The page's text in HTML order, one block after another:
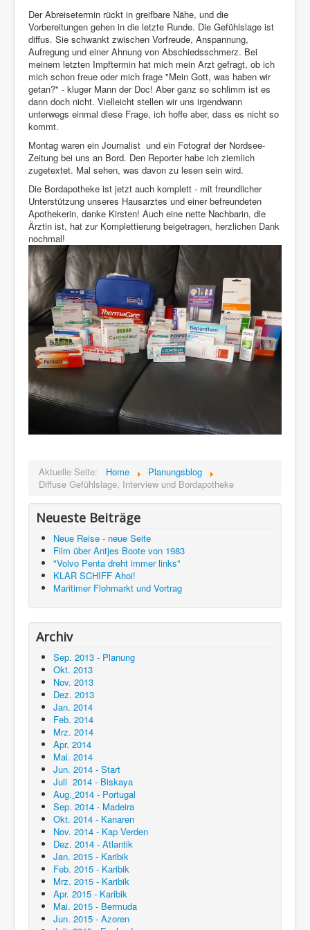
Impressum
Datenschutz
Der Abreisetermin rückt in greifbare Nähe, und die
Vorbereitungen gehen in die letzte Runde. Die Gefühlslage ist
diffus. Sie schwankt zwischen Vorfreude, Anspannung,
Aufregung und einer Ahnung von Abschiedsschmerz. Bei
meinem letzten Impftermin hat mich mein Arzt gefragt, ob ich
mich schon freue oder mich frage "Mein Gott, was haben wir
getan?" - kluger Mann der Doc! Aber ganz so schlimm ist es
dann doch nicht. Vielleicht stellen wir uns irgendwann
unterwegs einmal diese Frage, ich hoffe aber, dass es nicht so
kommt.
Montag waren ein Journalist und ein Fotograf der Nordsee-
Zeitung bei uns an Bord. Den Reporter habe ich ziemlich
zugetextet. Mal sehen, was davon zu lesen sein wird.
Die Bordapotheke ist jetzt auch komplett - mit freundlicher
Unterstützung unseres Hausarztes und einer befreundeten
Apothekerin, danke Kirsten! Auch eine nette Nachbarin, die
Ärztin ist, hat zur Komplettierung beigetragen, herzlichen Dank
nochmal!
Aktuelle Seite: Home
Planungsblog
Diffuse Gefühlslage, Interview und Bordapotheke
Neueste Beiträge
Neue Reise - neue Seite
Film über Antjes Boote von 1983
"Volvo Penta dreht immer links"
KLAR SCHIFF Ahoi!
Maritimer Flohmarkt und Vortrag
Archiv
Sep. 2013 - Planung
Okt. 2013
Nov. 2013
Dez. 2013
Jan. 2014
Feb. 2014
Mrz. 2014
Apr. 2014
Mai. 2014
Jun. 2014 - Start
Juli 2014 - Biskaya
Aug. 2014 - Portugal
Sep. 2014 - Madeira
Okt. 2014 - Kanaren
Nov. 2014 - Kap Verden
Dez. 2014 - Atlantik
Jan. 2015 - Karibik
Feb. 2015 - Karibik
Mrz. 2015 - Karibik
Apr. 2015 - Karibik
Mai. 2015 - Bermuda
Jun. 2015 - Azoren